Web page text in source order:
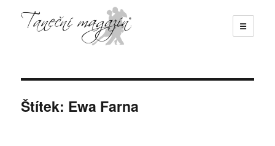
☰
Štítek: Ewa Farna